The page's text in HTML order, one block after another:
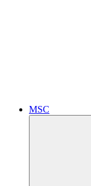
MSC